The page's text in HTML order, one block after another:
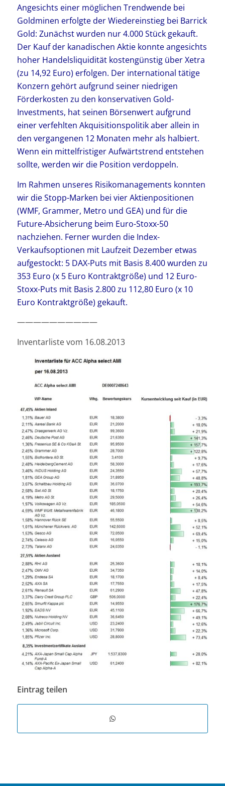
Angesichts einer möglichen Trendwende bei
Goldminen erfolgte der Wiedereinstieg bei Barrick
Gold: Zunächst wurden nur 4.000 Stück gekauft.
Der Kauf der kanadischen Aktie konnte angesichts
hoher Handelsliquidität kostengünstig über Xetra
(zu 14,92 Euro) erfolgen. Der international tätige
Konzern gehört aufgrund seiner niedrigen
Förderkosten zu den konservativen Gold-
Investments, hat seinen Börsenwert aufgrund
einer verfehlten Akquisitionspolitik aber allein in
den vergangenen 12 Monaten mehr als halbiert.
Wenn ein mittelfristiger Aufwärtstrend entstehen
sollte, werden wir die Position verdoppeln.
Im Rahmen unseres Risikomanagements konnten
wir die Stopp-Marken bei vier Aktienpositionen
(WMF, Grammer, Metro und GEA) und für die
Future-Absicherung beim Euro-Stoxx-50
nachziehen. Ferner wurden die Index-
Verkaufsoptionen mit Laufzeit Dezember etwas
aufgestockt: 5 DAX-Puts mit Basis 8.400 wurden zu
353 Euro (x 5 Euro Kontraktgröße) und 12 Euro-
Stoxx-Puts mit Basis 2.800 zu 112,80 Euro (x 10
Euro Kontraktgröße) gekauft.
——————————
Inventarliste vom 16.08.2013
Eintrag teilen